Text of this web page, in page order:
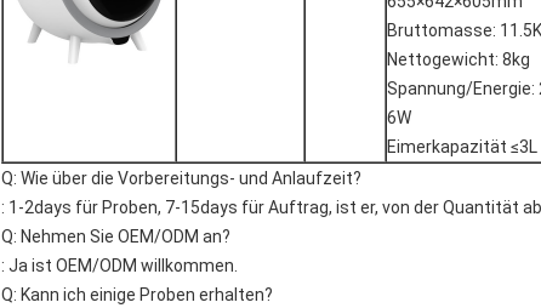
Bruttomasse:
Nettogewicht: 8kg
Spannung/Energie:
6W
Eimerkapazität ≤3L
Q: Wie über die Vorbereitungs- und Anlaufzeit?
: 1-2days für Proben, 7-15days für Auftrag, ist er, von der Quantität
Q: Nehmen Sie OEM/ODM an?
: Ja ist OEM/ODM willkommen.
Q: Kann ich einige Proben erhalten?